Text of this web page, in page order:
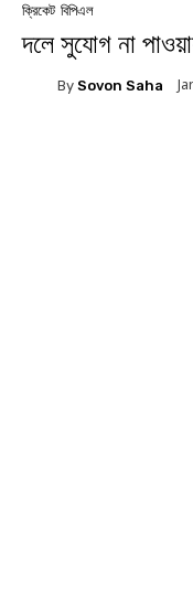
ক্রিকেট বিপিএল
দলে সুযোগ না
By Sovon Saha